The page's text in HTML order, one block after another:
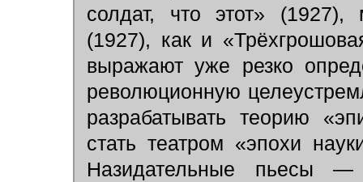
солдат, что этот» (1927),
(1927), как и
выражают уже резко
революционную
разрабатывать теорию
стать театром «эпохи
Назидательные пьесы